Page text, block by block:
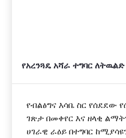
የአረንጓዴ አሻራ ተግባር
የብልፅግና እሳቤ ስር የሰደደው
ገጽታ በመቀየር እና ዘላቂ
ሀገራዊ ራዕይ በተግባር